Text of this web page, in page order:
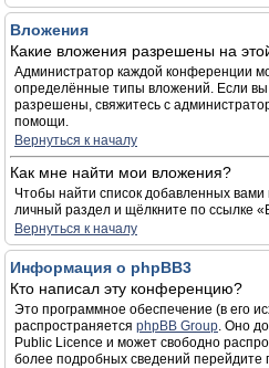
Вложения
Какие вложения разрешены на
Администратор каждой конференции
определённые типы вложений. Если вы
разрешены, свяжитесь с
помощи.
Вернуться к началу
Как мне найти мои вложения?
Чтобы найти список добавленных
личный раздел и щёлкните по ссылке
Вернуться к началу
Информация о phpBB3
Кто написал эту конференцию?
Это программное обеспечение (в его
распространяется phpBB Group. Оно
Public Licence и может свободно
более подробных сведений перейдите